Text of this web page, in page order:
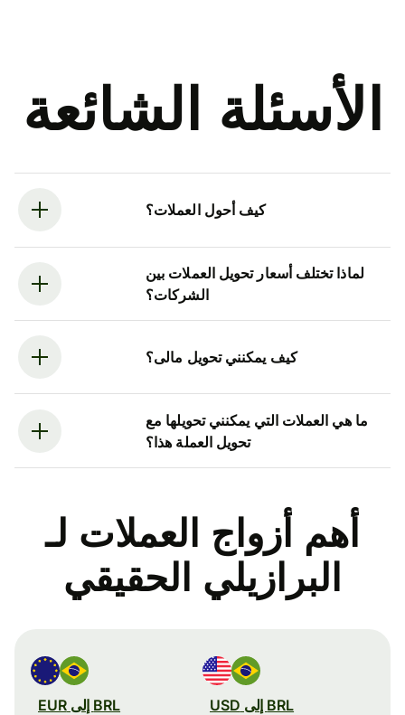
الأسئلة الشائعة
كيف أحول العملات؟
لماذا تختلف أسعار تحويل العملات بين
الشركات؟
كيف يمكنني تحويل مالى؟
ما هي العملات التي يمكنني تحويلها مع
تحويل العملة هذا؟
أهم أزواج العملات لـ
البرازيلي الحقيقي
BRL إلى USD BRL إلى EUR